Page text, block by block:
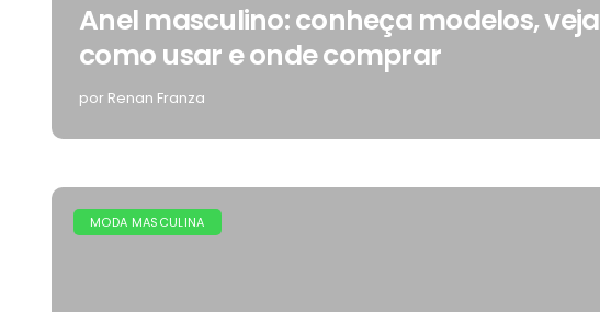
Anel masculino: conheça modelos, veja
como usar e onde comprar
por Renan Franza
MODA MASCULINA